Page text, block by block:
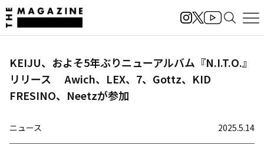
KEIJU、およそ5年ぶりニューアルバム『N.I.T.O.』
リリース Awich、LEX、7、Gottz、KID
FRESINO、Neetzが参加
ニュース 2025.5.14